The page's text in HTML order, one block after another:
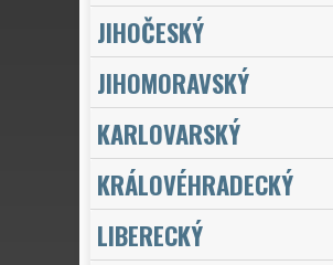
JIHOČESKÝ
JIHOMORAVSKÝ
KARLOVARSKÝ
KRÁLOVÉHRADECKÝ
LIBERECKÝ